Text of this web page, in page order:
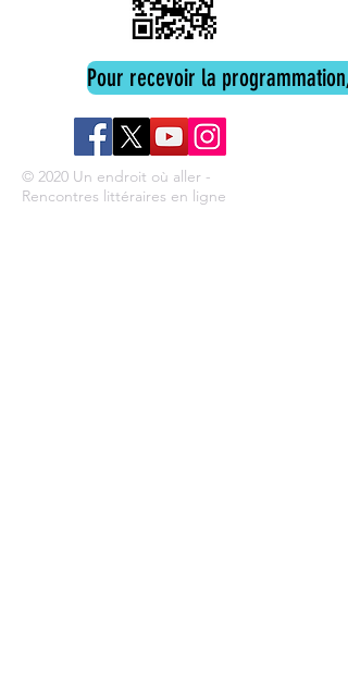
Pour recevoir la programmation,
© 2020 Un endroit où aller -
Rencontres littéraires en ligne